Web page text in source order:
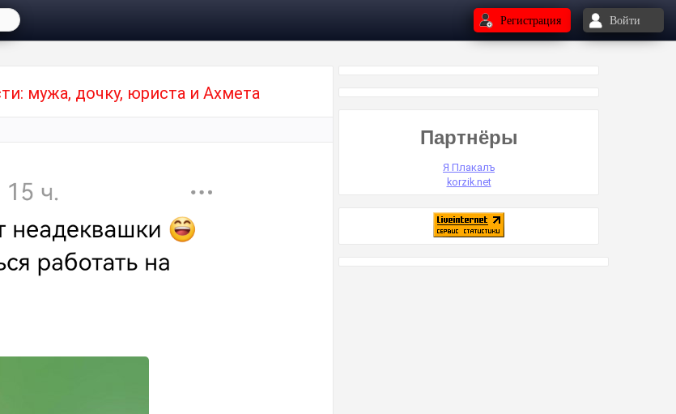
Регистрация Войти
мужа, дочку, юриста и Ахмета
Партнёры
Я Плакалъ
korzik.net